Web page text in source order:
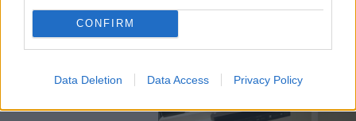
CONFIRM
Data Deletion Data Access Privacy Policy
@COOLHOMEGR